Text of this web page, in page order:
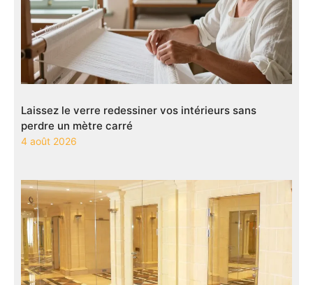
Laissez le verre redessiner vos intérieurs sans
perdre un mètre carré
4 août 2026